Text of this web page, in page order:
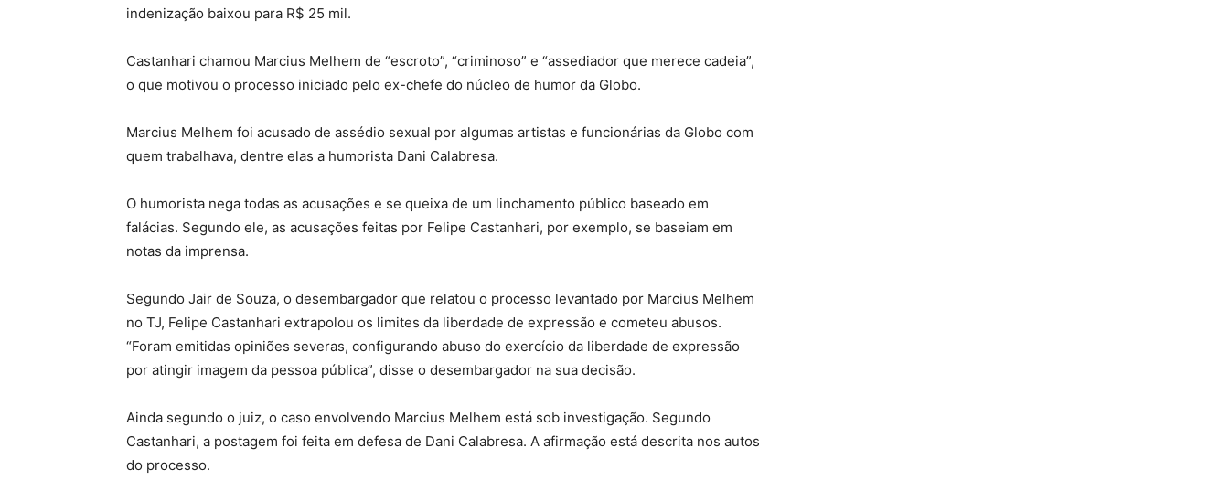
indenização baixou para R$ 25 mil.
Castanhari chamou Marcius Melhem de “escroto”, “criminoso” e “assediador que merece cadeia”,
o que motivou o processo iniciado pelo ex-chefe do núcleo de humor da Globo.
Marcius Melhem foi acusado de assédio sexual por algumas artistas e funcionárias da Globo com
quem trabalhava, dentre elas a humorista Dani Calabresa.
O humorista nega todas as acusações e se queixa de um linchamento público baseado em
falácias. Segundo ele, as acusações feitas por Felipe Castanhari, por exemplo, se baseiam em
notas da imprensa.
Segundo Jair de Souza, o desembargador que relatou o processo levantado por Marcius Melhem
no TJ, Felipe Castanhari extrapolou os limites da liberdade de expressão e cometeu abusos.
“Foram emitidas opiniões severas, configurando abuso do exercício da liberdade de expressão
por atingir imagem da pessoa pública”, disse o desembargador na sua decisão.
Ainda segundo o juiz, o caso envolvendo Marcius Melhem está sob investigação. Segundo
Castanhari, a postagem foi feita em defesa de Dani Calabresa. A afirmação está descrita nos autos
do processo.